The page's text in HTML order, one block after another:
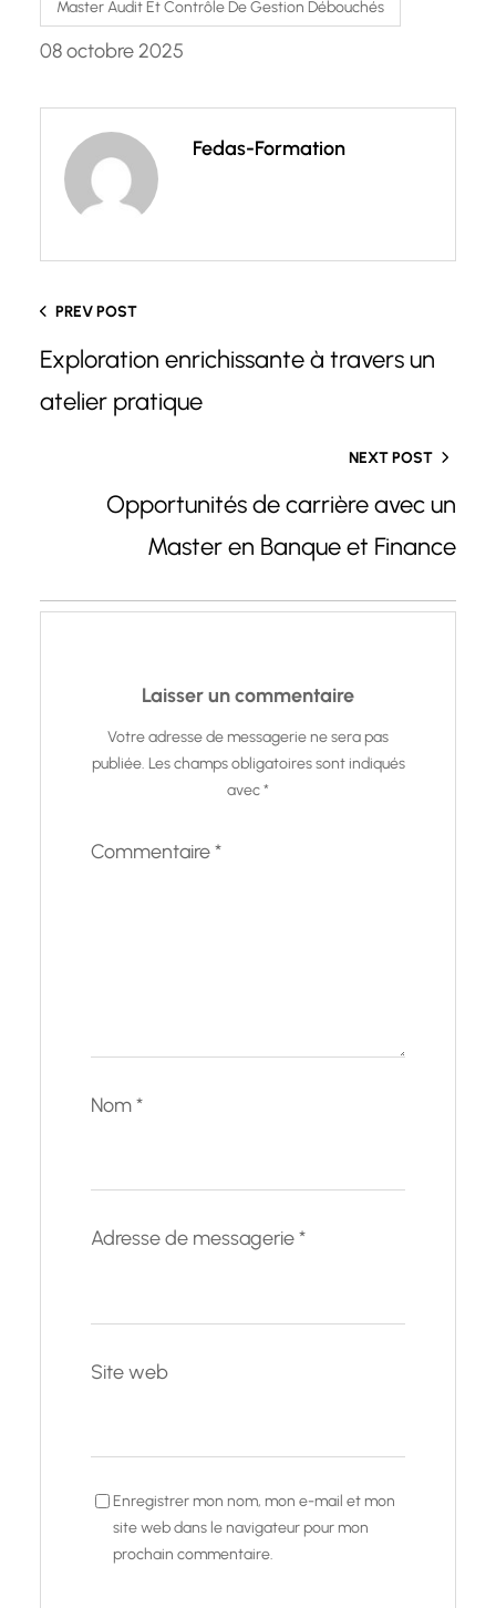
Master Audit Et Contrôle De Gestion Débouchés
08 octobre 2025
Fedas-Formation
PREV POST
Exploration enrichissante à travers un
atelier pratique
NEXT POST
Opportunités de carrière avec un
Master en Banque et Finance
Laisser un commentaire
Votre adresse de messagerie ne sera pas
publiée. Les champs obligatoires sont indiqués
avec*
Commentaire*
Nom*
Adresse de messagerie*
Site web
Enregistrer mon nom, mon e-mail et mon
site web dans le navigateur pour mon
prochain commentaire.